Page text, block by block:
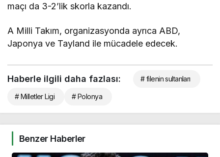
maçı da 3-2’lik skorla kazandı.
A Milli Takım, organizasyonda ayrıca ABD,
Japonya ve Tayland ile mücadele edecek.
Haberle ilgili daha fazlası: # filenin sultanları
# Milletler Ligi # Polonya
Benzer Haberler